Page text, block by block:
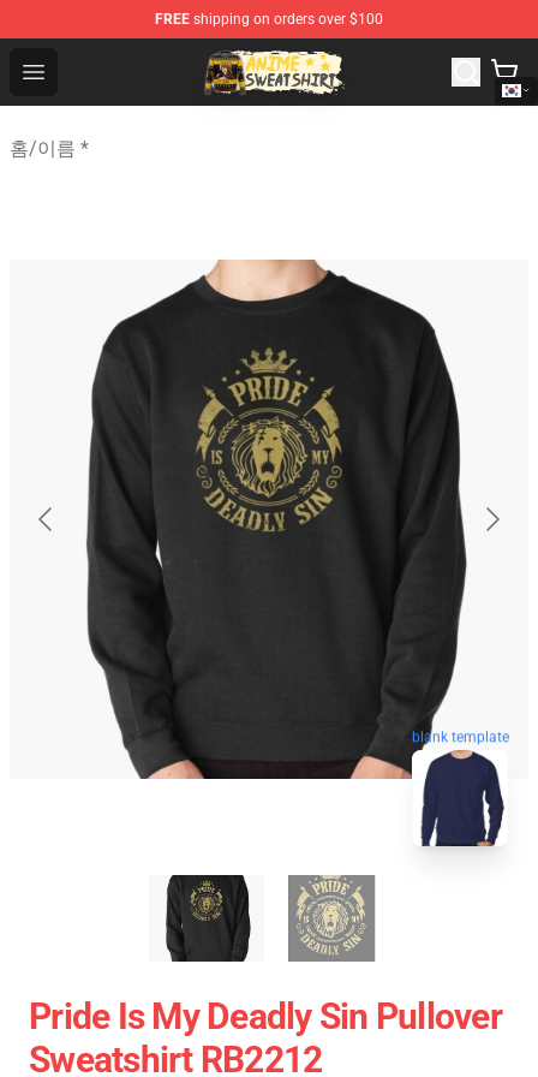
FREE shipping on orders over $100
Open menu
Anime Sweatshirts Store - The Best Store for Anime Fans
홈/이름 *
blank template
Pride Is My Deadly Sin Pullover
Sweatshirt RB2212